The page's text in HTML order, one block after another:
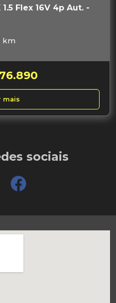
Flex 16V 4p Aut. -
km
76.890
mais
sociais